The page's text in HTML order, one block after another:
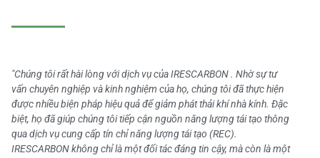
"Chúng tôi rất hài lòng với dịch vụ của IRESCARBON . Nhờ sự tư
vấn chuyên nghiệp và kinh nghiệm của họ, chúng tôi đã thực hiện
được nhiều biện pháp hiệu quả để giảm phát thải khí nhà kính. Đặc
biệt, họ đã giúp chúng tôi tiếp cận nguồn năng lượng tái tạo thông
qua dịch vụ cung cấp tín chỉ năng lượng tái tạo (REC).
IRESCARBON không chỉ là một đối tác đáng tin cậy, mà còn là một